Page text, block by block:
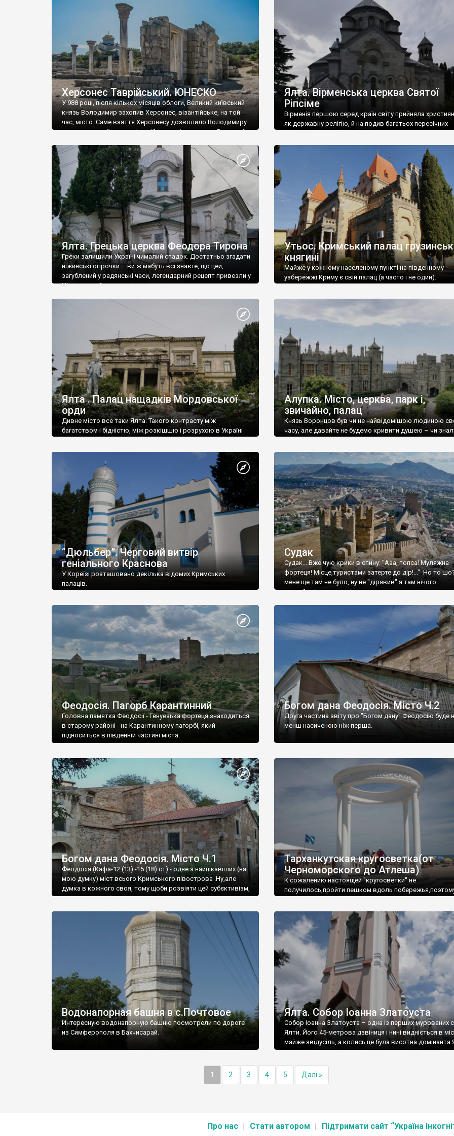
візантійської доби. Раритети викрадені з фондів об’єкту
культурної спадщини ЮНЕСКО «Херсонеса Таврійського».
Офіційно – на виставку «Золото Візантії», але експерти та
влада в Україні вважають це лише […]
називаються «повстяками» (postaki)…” “Вино. Крим
виробляє відмінне вино і його вдосталь: воно все
легке біле і дуже […]
Херсонес Таврійський. ЮНЕСКО
У 988 році, після кількох місяців облоги, Великий київський
князь Володимир захопив Херсонес, візантійське, на той
час, місто. Саме взяття Херсонесу дозволило Володимиру
диктувати свої умови візантійському імператору Василю ІІ,
Херсонесі Володимир-язичник, став Василем-
християнином. А потім було Хрещення Русі. На честь
Херсонесу Таврійського названо місто […]
Ялта. Вірменська церква Святої
Ріпсіме
Вірменія першою серед країн світу прийняла
як державну релігію, й на подив багатьох пересічних
Ялта. Грецька церква Феодора Тирона
Греки залишили Україні чималий спадок. Достатньо згадати
ніжинські огірочки – ви ж мабуть всі знаєте, що цей,
загублений у радянські часи, легендарний рецепт привезли у
Ніжин греки?
Утьос. Кримський палац
княгині
Майже у кожному населеному пункті на південному
узбережжі Криму є свій палац (а часто і не один).
Ялта . Палац нащадків Мордовської
орди
Дивне місто все таки Ялта. Такого контрасту між
багатством і бідністю, між розкішшю і розрухою в Україні
Алупка. Місто, церква, парк і,
звичайно, палац
Князь Воронцов був чи не найвідомішою людиною
часу, але давайте не будемо кривити душею – чи
“Дюльбер”. Черговий витвір
геніального Краснова
У Кореїзі розташовано декілька відомих Кримських
палаців.
Судак
Судак... Вже чую крики в спину: "Ааа, попса! Муляжна
фортеця! Місце,туристами затерте до дір!..." Но то
мене ще там не було, ну не "дірявив" я там нічого...
принаймні до цього літа.
Феодосія. Пагорб Карантинний
Головна памятка Феодосії - Генуезька фортеця знаходиться
в старому районі - на Карантинному пагорбі, який
підноситься в південній частині міста.
Богом дана Феодосія. Місто Ч.2
Друга частина звіту про "Богом дану" Феодосію буде
менш насиченою ніж перша.
Богом дана Феодосія. Місто Ч.1
Феодосія (Кафа-12 (13) -15 (18) ст) - одне з найцікавіших (на
мою думку) міст всього Кримського півострова .Ну,але
думка в кожного своя, тому щоби розвіяти цей субєктивізм,
запрошую відвідати це
Тарханкутская кругосветка(от
Черноморского до Атлеша)
К сожалению настоящей "кругосветки" не
получилось,пройти пешком вдоль
Водонапорная башня в с.Почтовое
Интересную водонапорную башню посмотрели по дороге
из Симферополя в Бахчисарай.
Ялта. Собор Іоанна Златоуста
Собор Іоанна Златоуста – одна із перших мурованих
Ялти. Його 45-метрова дзвіниця і нині видніється в
майже звідусіль, а колись це була висотна домінанта
1 2 3 4 5 Далі »
Про нас Стати автором Підтримати сайт “Україна